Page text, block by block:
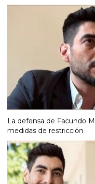
La defensa de Facundo
medidas de restricción